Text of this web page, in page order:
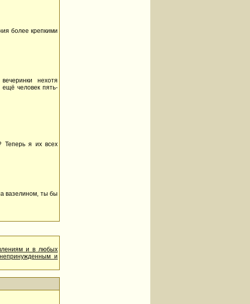
более крепкими
нехотя
ещё человек пять-
Теперь я их всех
вазелином, ты бы
и в любых
и